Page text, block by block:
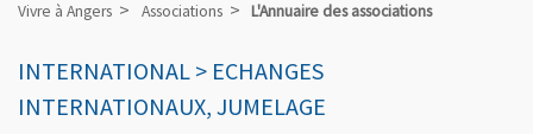
Vivre à Angers Associations L'Annuaire des associations
INTERNATIONAL > ECHANGES
INTERNATIONAUX, JUMELAGE